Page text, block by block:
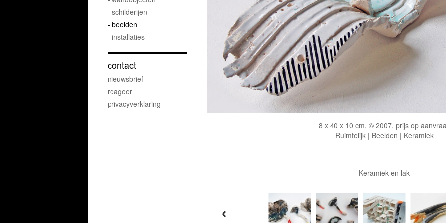
8 x 40 x 10 cm, © 2007, prijs op
Ruimtelijk | Beelden | Keramiek
Keramiek en lak
- schilderijen
- beelden
- installaties
contact
nieuwsbrief
reageer
privacyverklaring